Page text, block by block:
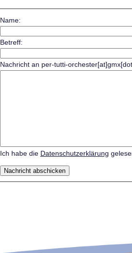
Name:
Betreff:
Nachricht an per-tutti-
Ich habe die Datenschutzerklärung